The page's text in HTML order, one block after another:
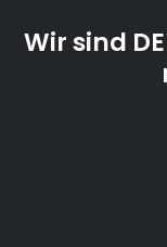
Wir sind